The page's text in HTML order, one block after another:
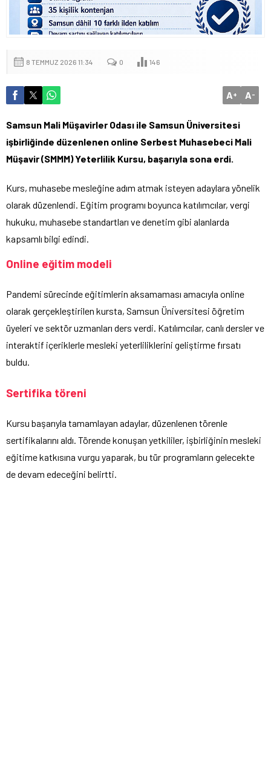
8 TEMMUZ 2026 11:34 0 146
A+ A-
Samsun Mali Müşavirler Odası ile Samsun Üniversitesi
işbirliğinde düzenlenen online Serbest Muhasebeci Mali
Müşavir (SMMM) Yeterlilik Kursu, başarıyla sona erdi.
Kurs, muhasebe mesleğine adım atmak isteyen adaylara yönelik
olarak düzenlendi. Eğitim programı boyunca katılımcılar, vergi
hukuku, muhasebe standartları ve denetim gibi alanlarda
kapsamlı bilgi edindi.
Online eğitim modeli
Pandemi sürecinde eğitimlerin aksamaması amacıyla online
olarak gerçekleştirilen kursta, Samsun Üniversitesi öğretim
üyeleri ve sektör uzmanları ders verdi. Katılımcılar, canlı dersler ve
interaktif içeriklerle mesleki yeterliliklerini geliştirme fırsatı
buldu.
Sertifika töreni
Kursu başarıyla tamamlayan adaylar, düzenlenen törenle
sertifikalarını aldı. Törende konuşan yetkililer, işbirliğinin mesleki
eğitime katkısına vurgu yaparak, bu tür programların gelecekte
de devam edeceğini belirtti.